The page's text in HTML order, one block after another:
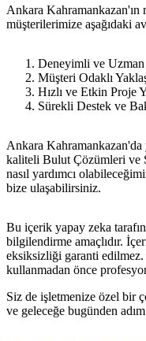
İletişim
Ankara
müşterilerimize aşağıdaki
Deneyimli ve
Müşteri Odaklı
Hızlı ve Etkin Proje
Sürekli Destek ve
Ankara
kaliteli Bulut Çözümleri ve
nasıl yardımcı
bize ulaşabilirsiniz.
Bu içerik yapay zeka
bilgilendirme amaçlıdır.
eksiksizliği garanti
kullanmadan önce
Siz de işletmenize özel bir
ve geleceğe bugünden adım